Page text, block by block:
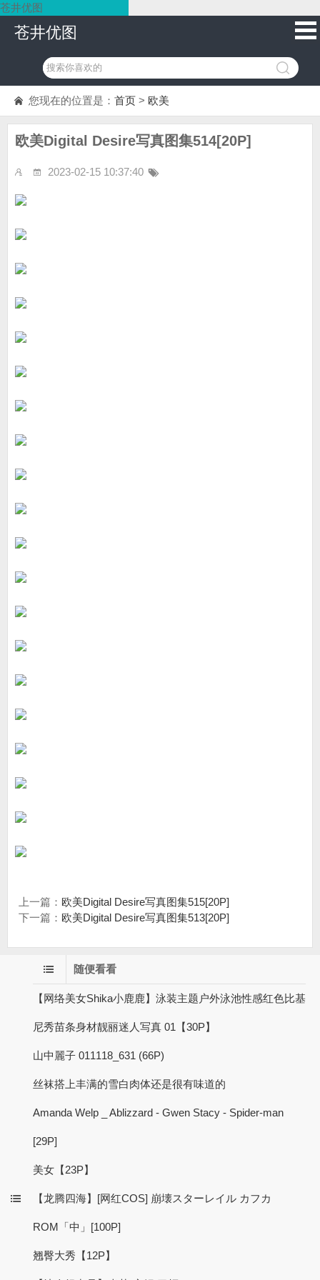
苍井优图
苍井优图
您现在的位置是： 首页 > 欧美
欧美Digital Desire写真图集514[20P]
2023-02-15 10:37:40
上一篇： 欧美Digital Desire写真图集515[20P]
下一篇： 欧美Digital Desire写真图集513[20P]
随便看看
【网络美女Shika小鹿鹿】泳装主题户外泳池性感红色比基
尼秀苗条身材靓丽迷人写真 01【30P】
山中麗子 011118_631 (66P)
丝袜搭上丰满的雪白肉体还是很有味道的
Amanda Welp _ Ablizzard - Gwen Stacy - Spider-man
[29P]
美女【23P】
【龙腾四海】[网红COS] 崩壊スターレイル カフカ
ROM「中」[100P]
翘臀大秀【12P】